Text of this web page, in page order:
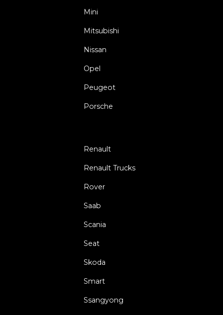
Mini
Mitsubishi
Nissan
Opel
Peugeot
Porsche
Renault
Renault Trucks
Rover
Saab
Scania
Seat
Skoda
Smart
Ssangyong